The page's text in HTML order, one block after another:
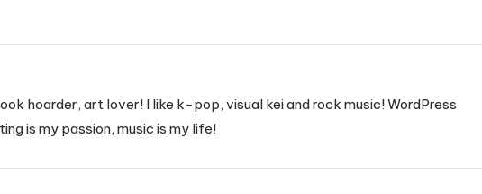
hoarder, art lover! I like k-pop, visual kei and rock music! WordPress
is my passion, music is my life!